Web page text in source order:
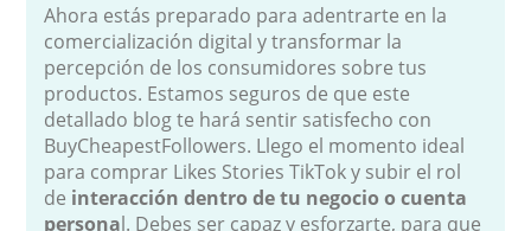
Ahora estás preparado para adentrarte en la
comercialización digital y transformar la
percepción de los consumidores sobre tus
productos. Estamos seguros de que este
detallado blog te hará sentir satisfecho con
BuyCheapestFollowers. Llego el momento ideal
para comprar Likes Stories TikTok y subir el rol
de interacción dentro de tu negocio o cuenta
personal. Debes ser capaz y esforzarte, para que